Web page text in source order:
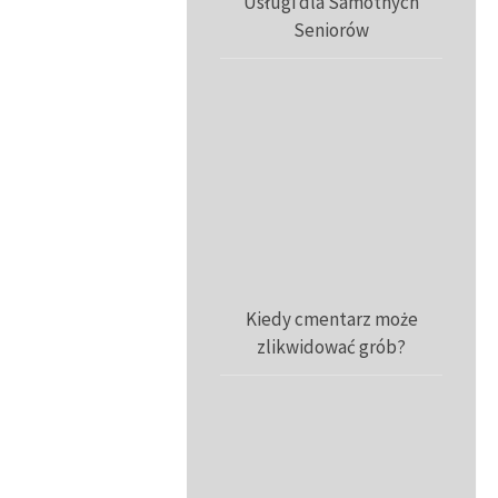
Seniorów
Kiedy cmentarz może
zlikwidować grób?